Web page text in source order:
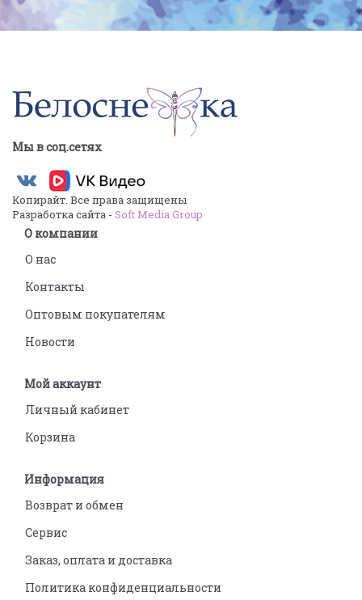
Мы в соц.сетях
Копирайт. Все права защищены
Разработка сайта - Soft Media Group
О компании
О нас
Контакты
Оптовым покупателям
Новости
Мой аккаунт
Личный кабинет
Корзина
Информация
Возврат и обмен
Сервис
Заказ, оплата и доставка
Политика конфиденциальности